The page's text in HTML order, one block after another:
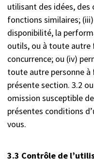
utilisant des idées,
fonctions similaires;
disponibilité, la
outils, ou à toute autre
concurrence; ou (iv)
toute autre personne à
présente section. 3.2
omission susceptible
présentes conditions
vous.
3.3 Contrôle de